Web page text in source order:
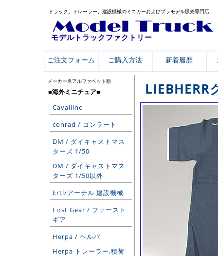
トラック、トレーラー、建設機械のミニカーおよびプラモデル販売専門店
モデルトラックファクトリー
ご注文フォーム ご購入方法 新着履歴
メーカー名アルファベット順
■海外ミニチュア■
Cavallino
conrad / コンラート
DM / ダイキャストマス
ターズ 1/50
DM / ダイキャストマス
ターズ 1/50以外
Ertl/アーテル 建設機械
First Gear / ファースト
ギア
Herpa / ヘルパ
Herpa トレーラー,積荷
LIEBHERR